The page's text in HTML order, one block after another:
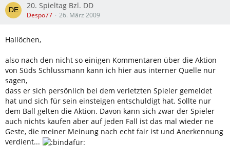
20. Spieltag Bzl. DD
Despo77 26. März 2009
Hallöchen,
also nach den nicht so einigen Kommentaren über die Aktion
von Süds Schlussmann kann ich hier aus interner Quelle nur
sagen,
dass er sich persönlich bei dem verletzten Spieler gemeldet
hat und sich für sein einsteigen entschuldigt hat. Sollte nur
dem Ball gelten die Aktion. Davon kann sich zwar der Spieler
auch nichts kaufen aber auf jeden Fall ist das mal wieder ne
Geste, die meiner Meinung nach echt fair ist und Anerkennung
verdient...